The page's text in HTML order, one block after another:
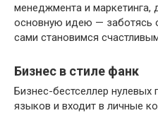
менеджмента и маркетинга,
основную идею — заботясь
сами становимся
Бизнес в стиле фанк
Бизнес-бестселлер нулевых
языков и входит в личные